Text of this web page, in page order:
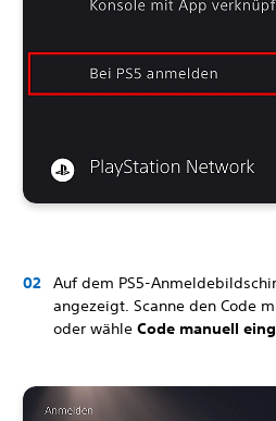
Auf dem PS5-
angezeigt. Scanne den Code
oder wähle Code manuell